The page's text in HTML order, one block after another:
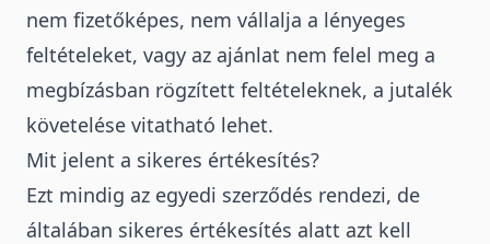
nem fizetőképes, nem vállalja a lényeges
feltételeket, vagy az ajánlat nem felel meg a
megbízásban rögzített feltételeknek, a jutalék
követelése vitatható lehet.
Mit jelent a sikeres értékesítés?
Ezt mindig az egyedi szerződés rendezi, de
általában sikeres értékesítés alatt azt kell